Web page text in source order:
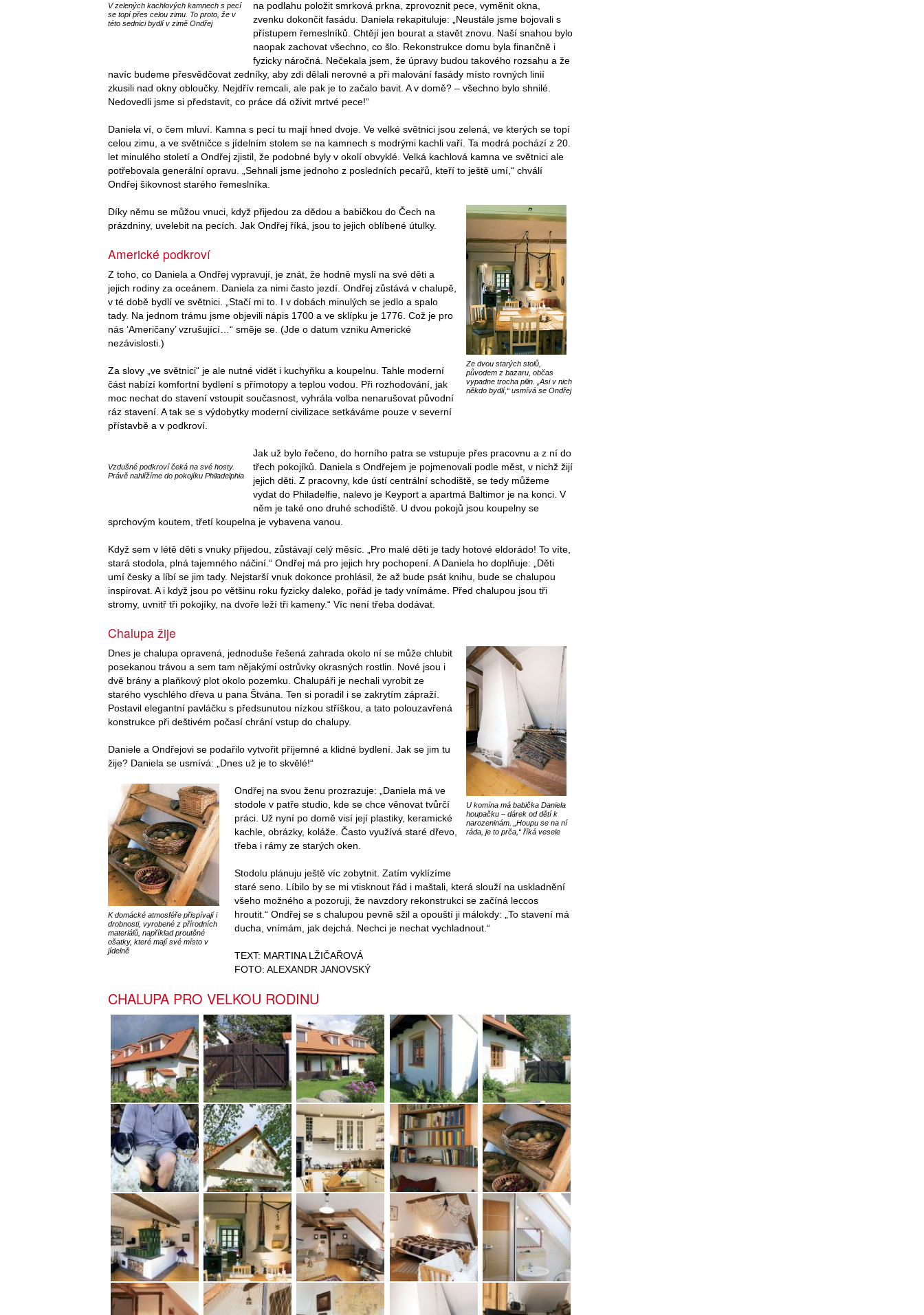
V zelených kachlových kamnech s pecí
se topí přes celou zimu. To proto, že v
této sednici bydlí v zimě Ondřej
na podlahu položit smrková prkna, zprovoznit pece, vyměnit okna,
zvenku dokončit fasádu. Daniela rekapituluje: „Neustále jsme bojovali s
přístupem řemeslníků. Chtějí jen bourat a stavět znovu. Naší snahou bylo
naopak zachovat všechno, co šlo. Rekonstrukce domu byla finančně i
fyzicky náročná. Nečekala jsem, že úpravy budou takového rozsahu a že
navíc budeme přesvědčovat zedníky, aby zdi dělali nerovné a při malování fasády místo rovných linií
zkusili nad okny obloučky. Nejdřív remcali, ale pak je to začalo bavit. A v domě? – všechno bylo shnilé.
Nedovedli jsme si představit, co práce dá oživit mrtvé pece!“
Daniela ví, o čem mluví. Kamna s pecí tu mají hned dvoje. Ve velké světnici jsou zelená, ve kterých se topí
celou zimu, a ve světničce s jídelním stolem se na kamnech s modrými kachli vaří. Ta modrá pochází z 20.
let minulého století a Ondřej zjistil, že podobné byly v okolí obvyklé. Velká kachlová kamna ve světnici ale
potřebovala generální opravu. „Sehnali jsme jednoho z posledních pecařů, kteří to ještě umí,“ chválí
Ondřej šikovnost starého řemeslníka.
Ze dvou starých stolů,
původem z bazaru, občas
vypadne trocha pilin. „Asi v nich
někdo bydlí,“ usmívá se Ondřej
Díky němu se můžou vnuci, když přijedou za dědou a babičkou do Čech na
prázdniny, uvelebit na pecích. Jak Ondřej říká, jsou to jejich oblíbené útulky.
Americké podkroví
Z toho, co Daniela a Ondřej vypravují, je znát, že hodně myslí na své děti a
jejich rodiny za oceánem. Daniela za nimi často jezdí. Ondřej zůstává v chalupě,
v té době bydlí ve světnici. „Stačí mi to. I v dobách minulých se jedlo a spalo
tady. Na jednom trámu jsme objevili nápis 1700 a ve sklípku je 1776. Což je pro
nás ‘Američany’ vzrušující…“ směje se. (Jde o datum vzniku Americké
nezávislosti.)
Za slovy „ve světnici“ je ale nutné vidět i kuchyňku a koupelnu. Tahle moderní
část nabízí komfortní bydlení s přímotopy a teplou vodou. Při rozhodování, jak
moc nechat do stavení vstoupit současnost, vyhrála volba nenarušovat původní
ráz stavení. A tak se s výdobytky moderní civilizace setkáváme pouze v severní
přístavbě a v podkroví.
Vzdušné podkroví čeká na své hosty.
Právě nahlížíme do pokojíku Philadelphia
Jak už bylo řečeno, do horního patra se vstupuje přes pracovnu a z ní do
třech pokojíků. Daniela s Ondřejem je pojmenovali podle měst, v nichž žijí
jejich děti. Z pracovny, kde ústí centrální schodiště, se tedy můžeme
vydat do Philadelfie, nalevo je Keyport a apartmá Baltimor je na konci. V
něm je také ono druhé schodiště. U dvou pokojů jsou koupelny se
sprchovým koutem, třetí koupelna je vybavena vanou.
Když sem v létě děti s vnuky přijedou, zůstávají celý měsíc. „Pro malé děti je tady hotové eldorádo! To víte,
stará stodola, plná tajemného náčiní.“ Ondřej má pro jejich hry pochopení. A Daniela ho doplňuje: „Děti
umí česky a líbí se jim tady. Nejstarší vnuk dokonce prohlásil, že až bude psát knihu, bude se chalupou
inspirovat. A i když jsou po většinu roku fyzicky daleko, pořád je tady vnímáme. Před chalupou jsou tři
stromy, uvnitř tři pokojíky, na dvoře leží tři kameny.“ Víc není třeba dodávat.
Chalupa žije
U komína má babička Daniela
houpačku – dárek od dětí k
narozeninám. „Houpu se na ní
ráda, je to prča,“ říká vesele
Dnes je chalupa opravená, jednoduše řešená zahrada okolo ní se může chlubit
posekanou trávou a sem tam nějakými ostrůvky okrasných rostlin. Nové jsou i
dvě brány a plaňkový plot okolo pozemku. Chalupáři je nechali vyrobit ze
starého vyschlého dřeva u pana Štvána. Ten si poradil i se zakrytím zápraží.
Postavil elegantní pavláčku s předsunutou nízkou stříškou, a tato polouzavřená
konstrukce při deštivém počasí chrání vstup do chalupy.
Daniele a Ondřejovi se podařilo vytvořit příjemné a klidné bydlení. Jak se jim tu
žije? Daniela se usmívá: „Dnes už je to skvělé!“
K domácké atmosféře přispívají i
drobnosti, vyrobené z přírodních
materiálů, například proutěné
ošatky, které mají své místo v
jídelně
Ondřej na svou ženu prozrazuje: „Daniela má ve
stodole v patře studio, kde se chce věnovat tvůrčí
práci. Už nyní po domě visí její plastiky, keramické
kachle, obrázky, koláže. Často využívá staré dřevo,
třeba i rámy ze starých oken.
Stodolu plánuju ještě víc zobytnit. Zatím vyklízíme
staré seno. Líbilo by se mi vtisknout řád i maštali, která slouží na uskladnění
všeho možného a pozoruji, že navzdory rekonstrukci se začíná leccos
hroutit.“ Ondřej se s chalupou pevně sžil a opouští ji málokdy: „To stavení má
ducha, vnímám, jak dejchá. Nechci je nechat vychladnout.“
TEXT: MARTINA LŽIČAŘOVÁ
FOTO: ALEXANDR JANOVSKÝ
CHALUPA PRO VELKOU RODINU